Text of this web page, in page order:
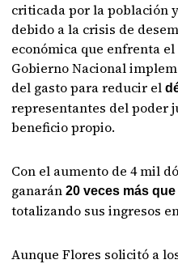
criticada por la población
debido a la crisis de
económica que enfrenta
Gobierno Nacional
del gasto para reducir el
representantes del poder
beneficio propio.
Con el aumento de 4 mil
ganarán20 veces más
totalizando sus ingresos
Aunque Flores solicitó a